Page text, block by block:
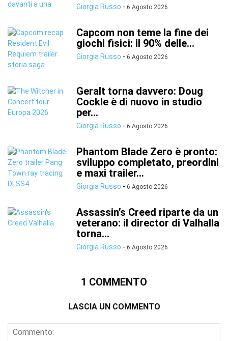
Giorgia Russo - 6 Agosto 2026
Capcom non teme la fine dei
giochi fisici: il 90% delle...
Giorgia Russo - 6 Agosto 2026
Geralt torna davvero: Doug
Cockle è di nuovo in studio
per...
Giorgia Russo - 6 Agosto 2026
Phantom Blade Zero è pronto:
sviluppo completato, preordini
e maxi trailer...
Giorgia Russo - 6 Agosto 2026
Assassin’s Creed riparte da un
veterano: il director di Valhalla
torna...
Giorgia Russo - 6 Agosto 2026
1 COMMENTO
LASCIA UN COMMENTO